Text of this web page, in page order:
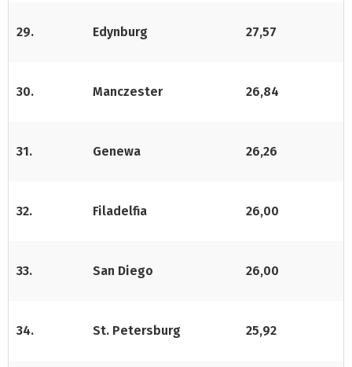
29. Edynburg 27,57
30. Manczester 26,84
31. Genewa 26,26
32. Filadelfia 26,00
33. San Diego 26,00
34. St. Petersburg 25,92